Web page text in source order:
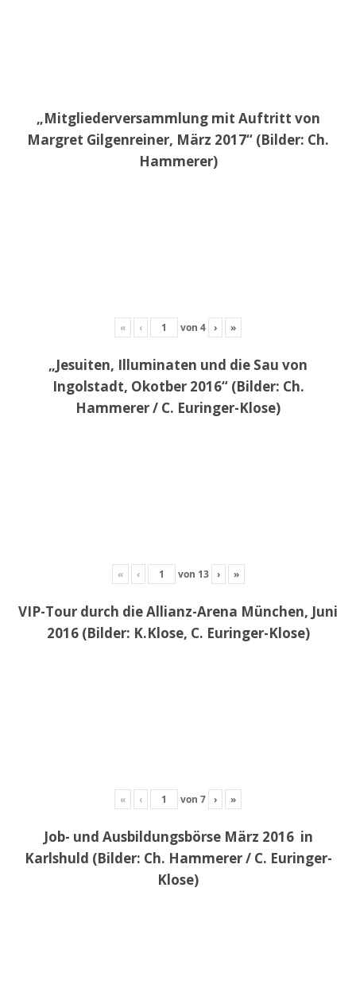
„Mitgliederversammlung mit Auftritt von
Margret Gilgenreiner, März 2017“ (Bilder: Ch.
Hammerer)
« ‹ von 4 › »
„Jesuiten, Illuminaten und die Sau von
Ingolstadt, Okotber 2016“ (Bilder: Ch.
Hammerer / C. Euringer-Klose)
« ‹ von 13 › »
VIP-Tour durch die Allianz-Arena München, Juni
2016 (Bilder: K.Klose, C. Euringer-Klose)
« ‹ von 7 › »
Job- und Ausbildungsbörse März 2016 in
Karlshuld (Bilder: Ch. Hammerer / C. Euringer-
Klose)